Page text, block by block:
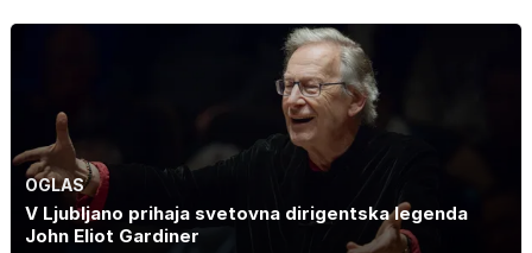
OGLAS
V Ljubljano prihaja svetovna dirigentska legenda
John Eliot Gardiner